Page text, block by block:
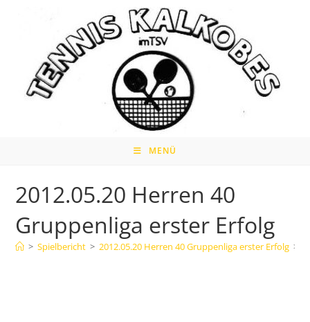
MENÜ
2012.05.20 Herren 40
Gruppenliga erster Erfolg
> Spielbericht > 2012.05.20 Herren 40 Gruppenliga erster Erfolg >